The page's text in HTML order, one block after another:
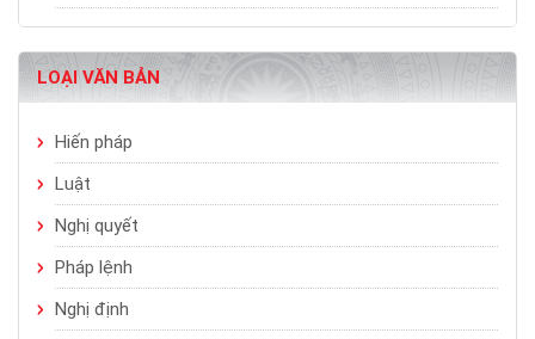
LOẠI VĂN BẢN
Hiến pháp
Luật
Nghị quyết
Pháp lệnh
Nghị định